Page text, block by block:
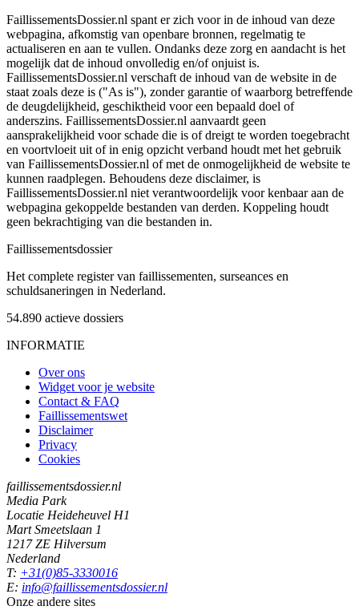
FaillissementsDossier.nl spant er zich voor in de inhoud van deze
webpagina, afkomstig van openbare bronnen, regelmatig te
actualiseren en aan te vullen. Ondanks deze zorg en aandacht is het
mogelijk dat de inhoud onvolledig en/of onjuist is.
FaillissementsDossier.nl verschaft de inhoud van de website in de
staat zoals deze is ("As is"), zonder garantie of waarborg betreffende
de deugdelijkheid, geschiktheid voor een bepaald doel of
anderszins. FaillissementsDossier.nl aanvaardt geen
aansprakelijkheid voor schade die is of dreigt te worden toegebracht
en voortvloeit uit of in enig opzicht verband houdt met het gebruik
van FaillissementsDossier.nl of met de onmogelijkheid de website te
kunnen raadplegen. Behoudens deze disclaimer, is
FaillissementsDossier.nl niet verantwoordelijk voor kenbaar aan de
webpagina gekoppelde bestanden van derden. Koppeling houdt
geen bekrachtiging van die bestanden in.
Faillissementsdossier
Het complete register van faillissementen, surseances en
schuldsaneringen in Nederland.
54.890 actieve dossiers
INFORMATIE
Over ons
Widget voor je website
Contact & FAQ
Faillissementswet
Disclaimer
Privacy
Cookies
faillissementsdossier.nl
Media Park
Locatie Heideheuvel H1
Mart Smeetslaan 1
1217 ZE Hilversum
Nederland
T: +31(0)85-3330016
E: info@faillissementsdossier.nl
Onze andere sites